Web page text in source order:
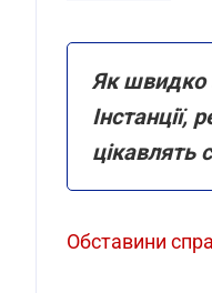
Як швидко
цікавлять
Обставини